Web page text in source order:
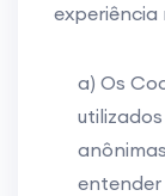
experiência
a) Os
entender